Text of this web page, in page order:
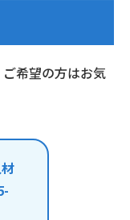
希望の方はお気